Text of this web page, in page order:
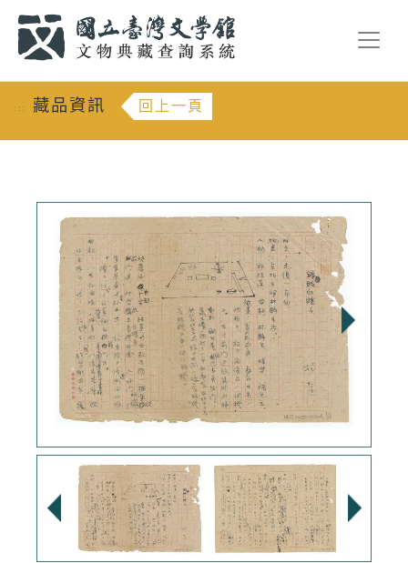
::: 藏品資訊 回上一頁